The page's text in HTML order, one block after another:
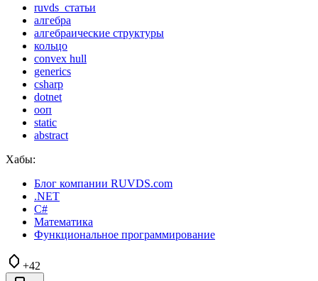
ruvds_статьи
алгебра
алгебраические структуры
кольцо
convex hull
generics
csharp
dotnet
ооп
static
abstract
Хабы:
Блог компании RUVDS.com
.NET
C#
Математика
Функциональное программирование
+42